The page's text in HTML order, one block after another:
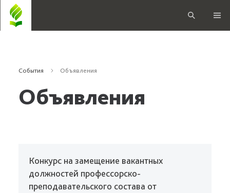
События Объявления
Объявления
Конкурс на замещение вакантных
должностей профессорско-
преподавательского состава от